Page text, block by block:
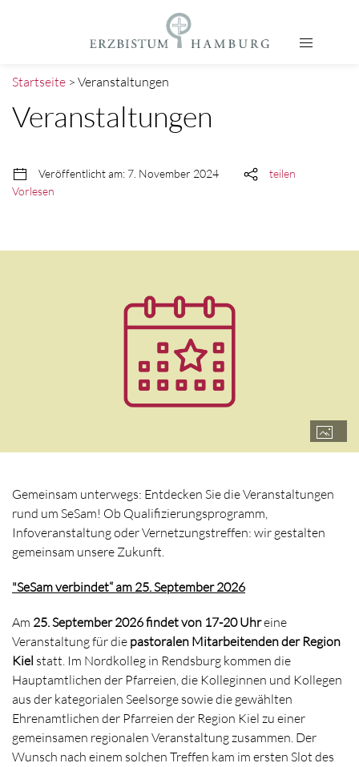
Startseite > Veranstaltungen
Veranstaltungen
Veröffentlicht am: 7. November 2024
teilen
Vorlesen
Gemeinsam unterwegs: Entdecken Sie die Veranstaltungen
rund um SeSam! Ob Qualifizierungsprogramm,
Infoveranstaltung oder Vernetzungstreffen: wir gestalten
gemeinsam unsere Zukunft.
"SeSam verbindet“ am 25. September 2026
Am 25. September 2026 findet von 17-20 Uhreine
Veranstaltung für die pastoralen Mitarbeitenden der Region
Kiel statt. Im Nordkolleg in Rendsburg kommen die
Hauptamtlichen der Pfarreien, die Kolleginnen und Kollegen
aus der kategorialen Seelsorge sowie die gewählten
Ehrenamtlichen der Pfarreien der Region Kiel zu einer
gemeinsamen regionalen Veranstaltung zusammen. Der
Wunsch nach einem solchen Treffen kam im ersten Slot des